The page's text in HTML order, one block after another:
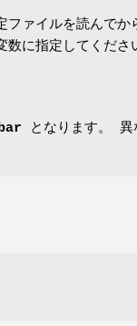
ァイルを読んでか
に指定してくださ
となります。 異